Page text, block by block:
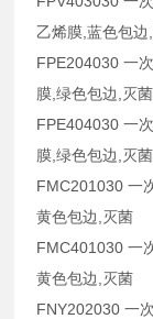
乙烯膜,蓝色包
FPE204030 一
膜,绿色包边,
FPE404030 一
膜,绿色包边,
FMC201030 一
黄色包边,灭
FMC401030 一
黄色包边,灭
FNY202030 一